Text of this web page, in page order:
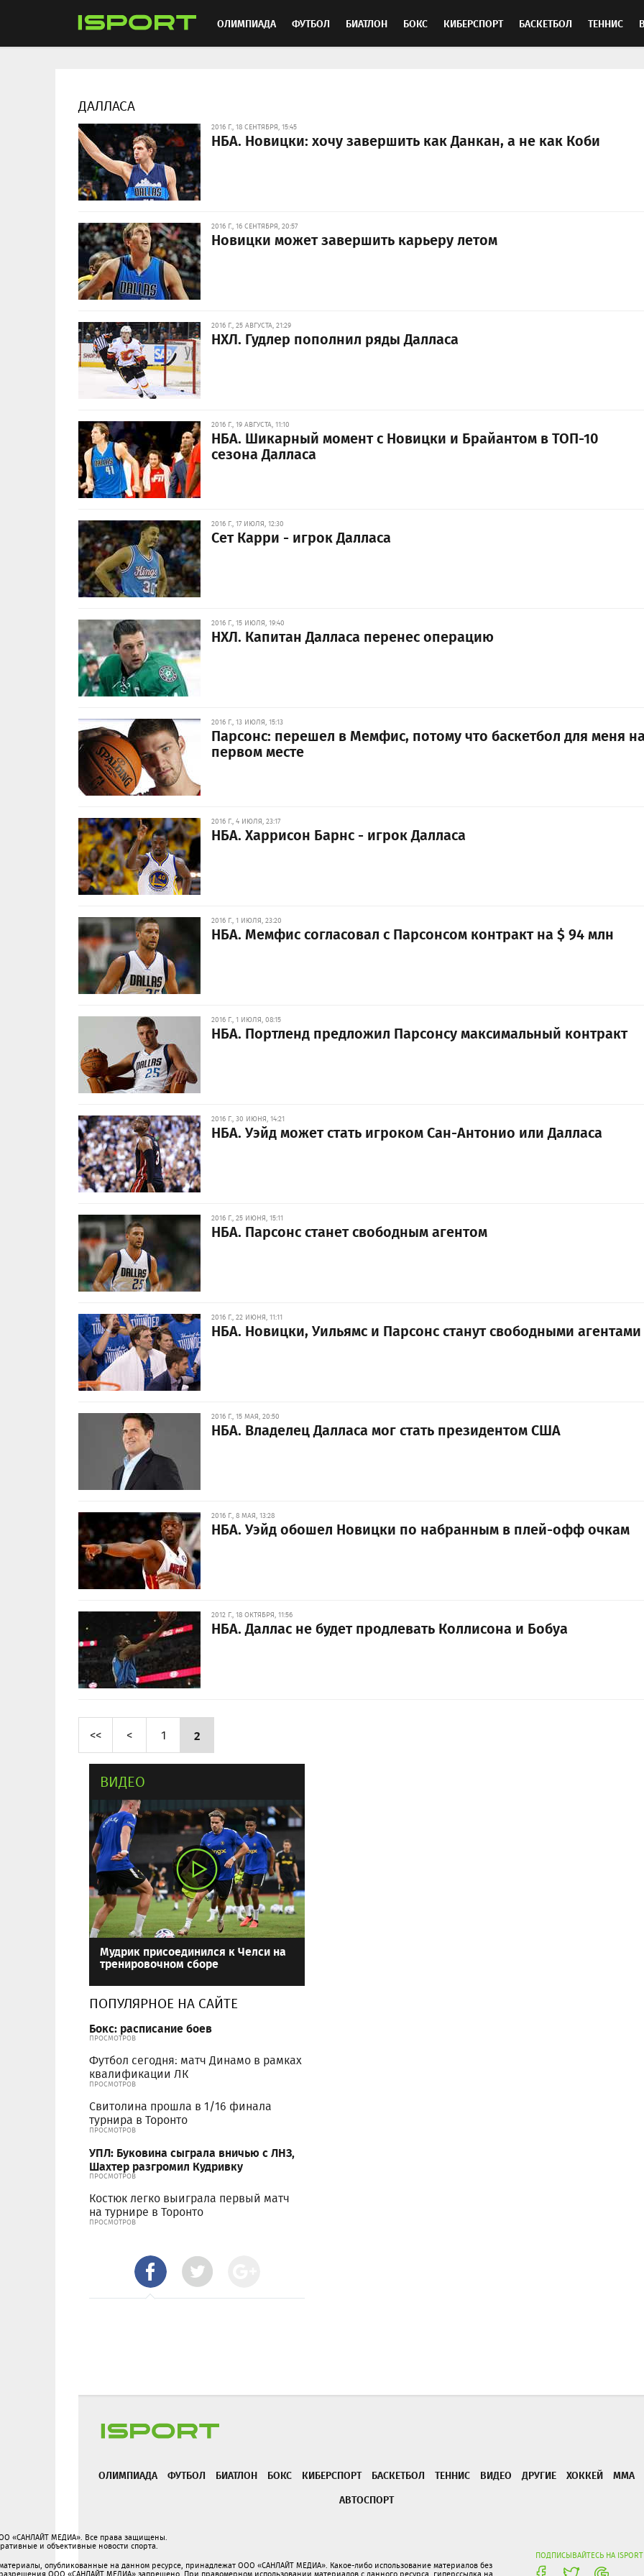
ОЛИМПИАДА ФУТБОЛ БИАТЛОН БОКС КИБЕРСПОРТ БАСКЕТБОЛ ТЕННИС
ДАЛЛАСА
2016 Г., 18 СЕНТЯБРЯ, 15:45
НБА. Новицки: хочу завершить как Данкан, а не как Коби
2016 Г., 16 СЕНТЯБРЯ, 20:57
Новицки может завершить карьеру летом
2016 Г., 25 АВГУСТА, 21:29
НХЛ. Гудлер пополнил ряды Далласа
2016 Г., 19 АВГУСТА, 11:10
НБА. Шикарный момент с Новицки и Брайантом в ТОП-10
сезона Далласа
2016 Г., 17 ИЮЛЯ, 12:30
Сет Карри - игрок Далласа
2016 Г., 15 ИЮЛЯ, 19:40
НХЛ. Капитан Далласа перенес операцию
2016 Г., 13 ИЮЛЯ, 15:13
Парсонс: перешел в Мемфис, потому что баскетбол для меня
первом месте
2016 Г., 4 ИЮЛЯ, 23:17
НБА. Харрисон Барнс - игрок Далласа
2016 Г., 1 ИЮЛЯ, 23:20
НБА. Мемфис согласовал с Парсонсом контракт на $ 94 млн
2016 Г., 1 ИЮЛЯ, 08:15
НБА. Портленд предложил Парсонсу максимальный контракт
2016 Г., 30 ИЮНЯ, 14:21
НБА. Уэйд может стать игроком Сан-Антонио или Далласа
2016 Г., 25 ИЮНЯ, 15:11
НБА. Парсонс станет свободным агентом
2016 Г., 22 ИЮНЯ, 11:11
НБА. Новицки, Уильямс и Парсонс станут свободными агентами
2016 Г., 15 МАЯ, 20:50
НБА. Владелец Далласа мог стать президентом США
2016 Г., 8 МАЯ, 13:28
НБА. Уэйд обошел Новицки по набранным в плей-офф очкам
2012 Г., 18 ОКТЯБРЯ, 11:56
НБА. Даллас не будет продлевать Коллисона и Бобуа
<< < 1 2
ВИДЕО
Мудрик присоединился к Челси на
тренировочном сборе
ПОПУЛЯРНОЕ НА САЙТЕ
Бокс: расписание боев
ПРОСМОТРОВ
Футбол сегодня: матч Динамо в рамках
квалификации ЛК
ПРОСМОТРОВ
Свитолина прошла в 1/16 финала
турнира в Торонто
ПРОСМОТРОВ
УПЛ: Буковина сыграла вничью с ЛНЗ,
Шахтер разгромил Кудривку
ПРОСМОТРОВ
Костюк легко выиграла первый матч
на турнире в Торонто
ПРОСМОТРОВ
ОЛИМПИАДА ФУТБОЛ БИАТЛОН БОКС КИБЕРСПОРТ БАСКЕТБОЛ ТЕННИС ВИДЕО ДРУГИЕ ХОККЕЙ
ММА
АВТОСПОРТ
ПОДПИСЫВАЙТЕСЬ НА ISPORT
«САНЛАЙТ МЕДИА». Все права защищены.
и объективные новости спорта.
опубликованные на данном ресурсе, принадлежат ООО «САНЛАЙТ МЕДИА». Какое-либо использование материалов без